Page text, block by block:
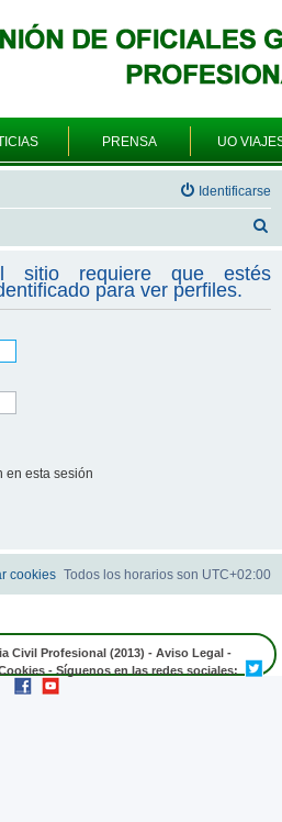
PRENSA UO
Identificarse
s
c
sitio requiere que estés
para ver perfiles.
en esta sesión
Todos los horarios son UTC+02:00
cookies
Civil Profesional (2013) - Aviso Legal -
- Síguenos en las redes sociales: